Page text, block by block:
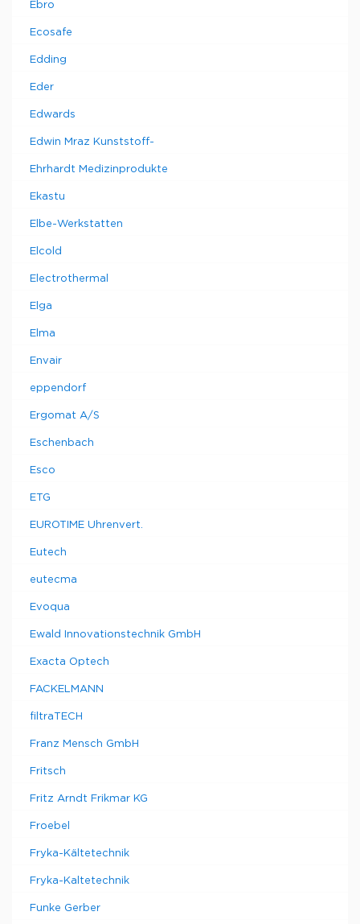
Ebro
Ecosafe
Edding
Eder
Edwards
Edwin Mraz Kunststoff-
Ehrhardt Medizinprodukte
Ekastu
Elbe-Werkstatten
Elcold
Electrothermal
Elga
Elma
Envair
eppendorf
Ergomat A/S
Eschenbach
Esco
ETG
EUROTIME Uhrenvert.
Eutech
eutecma
Evoqua
Ewald Innovationstechnik GmbH
Exacta Optech
FACKELMANN
filtraTECH
Franz Mensch GmbH
Fritsch
Fritz Arndt Frikmar KG
Froebel
Fryka-Kältetechnik
Fryka-Kaltetechnik
Funke Gerber